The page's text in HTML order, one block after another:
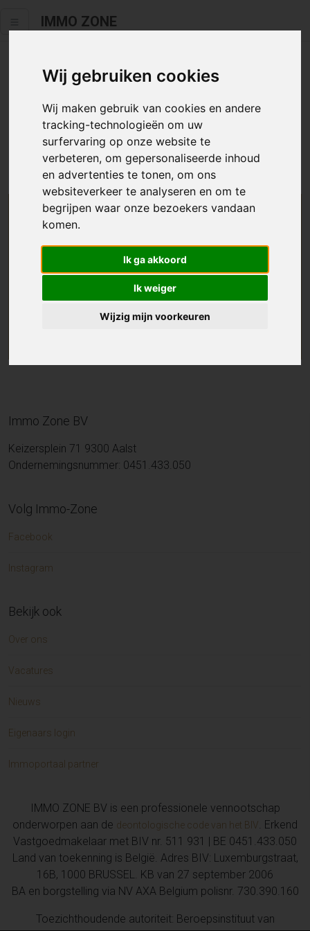
Wij gebruiken cookies
Wij maken gebruik van cookies en andere
tracking-technologieën om uw
surfervaring op onze website te
verbeteren, om gepersonaliseerde inhoud
en advertenties te tonen, om ons
websiteverkeer te analyseren en om te
begrijpen waar onze bezoekers vandaan
komen.
Ik ga akkoord
Ik weiger
Wijzig mijn voorkeuren
IMMO ZONE
Helaas staat dit zoekertje niet
meer online.
Neem zeker een kijkje in ons aanbod te koop
We helpen u graag zoeken
Maak hier een zoekprofiel aan en we houden u op
de hoogte van passend aanbod.
Immo Zone BV
Keizersplein 71 9300 Aalst
Ondernemingsnummer: 0451.433.050
Volg Immo-Zone
Facebook
Instagram
Bekijk ook
Over ons
Vacatures
Nieuws
Eigenaars login
Immoportaal partner
IMMO ZONE BV is een professionele vennootschap
onderworpen aan de deontologische code van het BIV. Erkend
Vastgoedmakelaar met BIV nr. 511 931 | BE 0451.433.050
Land van toekenning is België. Adres BIV: Luxemburgstraat,
16B, 1000 BRUSSEL. KB van 27 september 2006
BA en borgstelling via NV AXA Belgium polisnr. 730.390.160
Toezichthoudende autoriteit: Beroepsinstituut van